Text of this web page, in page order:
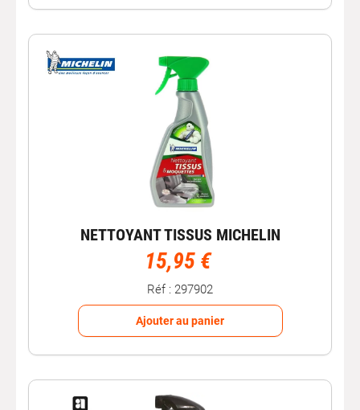
NETTOYANT TISSUS MICHELIN
15,95 €
Réf : 297902
Ajouter au panier